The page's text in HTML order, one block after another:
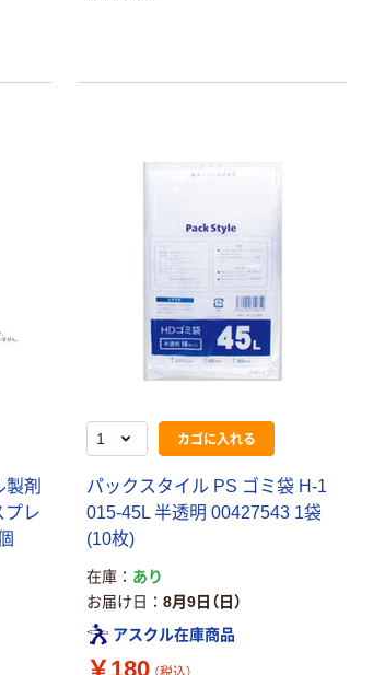
剤
プレ
カゴに入れる
パックスタイル PS ゴミ袋 H-1
015-45L 半透明 00427543 1袋
(10枚)
在庫
あり
お届け日
8月9日（日）
アスクル在庫商品
￥180